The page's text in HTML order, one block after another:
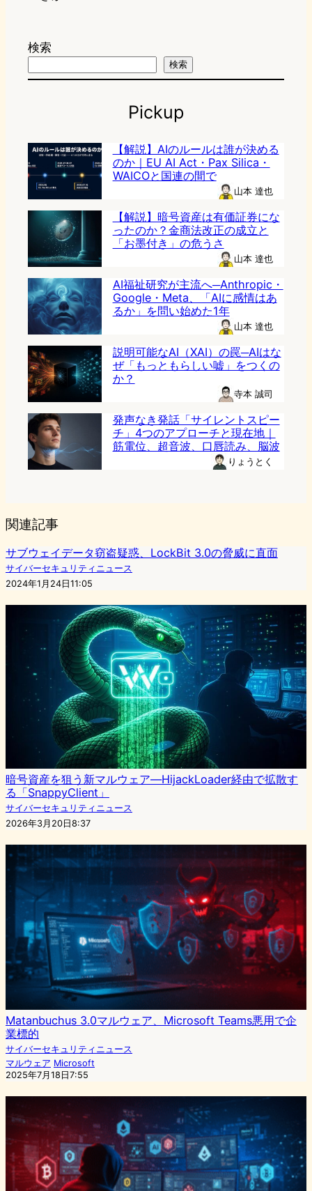
検索
検索
Pickup
【解説】AIのルールは誰が決める
のか｜EU AI Act・Pax Silica・
WAICOと国連の間で
山本 達也
【解説】暗号資産は有価証券にな
ったのか？金商法改正の成立と
「お墨付き」の危うさ
山本 達也
AI福祉研究が主流へ─Anthropic・
Google・Meta、「AIに感情はあ
るか」を問い始めた1年
山本 達也
説明可能なAI（XAI）の罠─AIはな
ぜ「もっともらしい嘘」をつくの
か？
寺本 誠司
発声なき発話「サイレントスピー
チ」4つのアプローチと現在地｜
筋電位、超音波、口唇読み、脳波
りょうとく
関連記事
サブウェイデータ窃盗疑惑、LockBit 3.0の脅威に直面
サイバーセキュリティニュース
2024年1月24日11:05
暗号資産を狙う新マルウェア―HijackLoader経由で拡散す
る「SnappyClient」
サイバーセキュリティニュース
2026年3月20日8:37
Matanbuchus 3.0マルウェア、Microsoft Teams悪用で企
業標的
サイバーセキュリティニュース
マルウェア Microsoft
2025年7月18日7:55